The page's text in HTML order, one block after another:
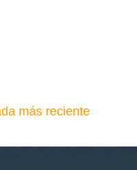
más reciente